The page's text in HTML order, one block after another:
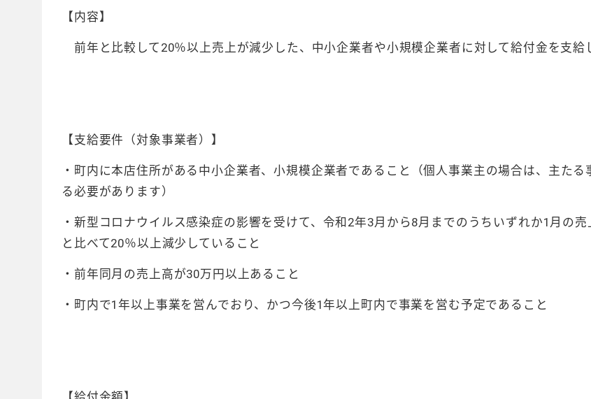
【内容】
前年と比較して20％以上売上が減少した、中小企業者や小規模企業者に対して給付金を支給
【支給要件（対象事業者）】
・町内に本店住所がある中小企業者、小規模企業者であること（個人事業主の場合は、主たる
る必要があります）
・新型コロナウイルス感染症の影響を受けて、令和2年3月から8月までのうちいずれか1月の売
と比べて20％以上減少していること
・前年同月の売上高が30万円以上あること
・町内で1年以上事業を営んでおり、かつ今後1年以上町内で事業を営む予定であること